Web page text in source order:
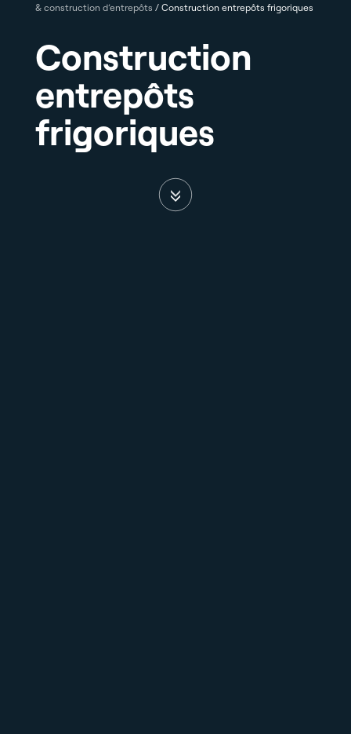
& construction d’entrepôts / Construction entrepôts frigoriques
Construction
entrepôts
frigoriques